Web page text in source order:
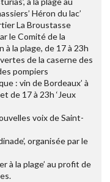
Héron du lac’
La Broustasse
le Comité de la
à la plage, de 17 à 23h
de la caserne des
pompiers
: vin de Bordeaux’ à
de 17 à 23h ‘Jeux
voix de Saint-
organisée par le
à la plage’ au profit de